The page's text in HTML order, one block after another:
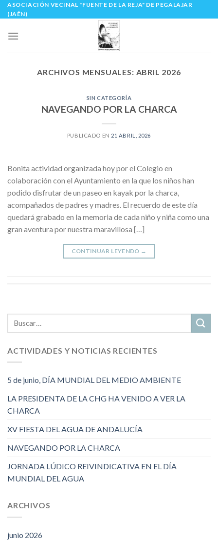
Skip
to
content
ASOCIACIÓN VECINAL "FUENTE DE LA REJA" DE PEGALAJAR
(JAÉN)
ARCHIVOS MENSUALES: ABRIL 2026
SIN CATEGORÍA
NAVEGANDO POR LA CHARCA
PUBLICADO EN 21 ABRIL, 2026
Bonita actividad organizada hoy por el Colegio en
colaboración con el Ayuntamiento en la que los niños han
podido disfrutar de un paseo en kayak por la charca,
acompañados de padres y madres. El recuerdo de este día
quedará grabado en la memoria de cada niño y niña como una
gran aventura por nuestra maravillosa […]
CONTINUAR LEYENDO →
ACTIVIDADES Y NOTICIAS RECIENTES
5 de junio, DÍA MUNDIAL DEL MEDIO AMBIENTE
LA PRESIDENTA DE LA CHG HA VENIDO A VER LA
CHARCA
XV FIESTA DEL AGUA DE ANDALUCÍA
NAVEGANDO POR LA CHARCA
JORNADA LÚDICO REIVINDICATIVA EN EL DÍA
MUNDIAL DEL AGUA
ARCHIVOS
junio 2026